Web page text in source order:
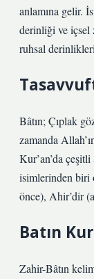
anlamına gelir.
derinliği ve içsel
ruhsal
Bâtın; Çıplak
zamanda
Kur’an’da çeşitli
isimlerinden biri
önce), Ahir’dir
Batın
Zahir-Bâtın